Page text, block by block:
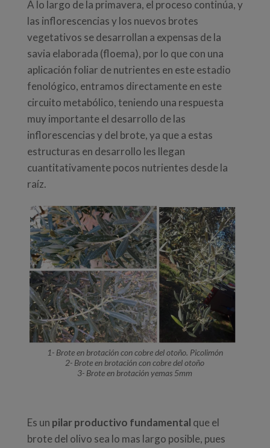
A lo largo de la primavera, el proceso continúa, y
las inflorescencias y los nuevos brotes
vegetativos se desarrollan a expensas de la
savia elaborada (floema), por lo que con una
aplicación foliar de nutrientes en este estadio
fenológico, entramos directamente en este
circuito metabólico, teniendo una respuesta
muy importante el desarrollo de las
inflorescencias y del brote, ya que a estas
estructuras en desarrollo les llegan
cuantitativamente pocos nutrientes desde la
raíz.
1- Brote en brotación con cobre del otoño. Picolimón
2- Brote en brotación con cobre del otoño
3- Brote en brotación yemas 5mm
Es un pilar productivo fundamental que el
brote del olivo sea lo mas largo posible, pues